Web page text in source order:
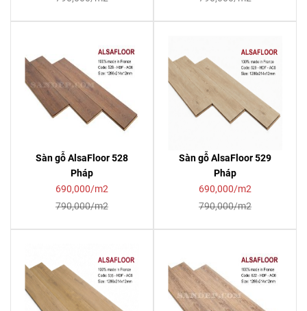
Sàn gỗ AlsaFloor 528
Pháp
690,000/m2
790,000/m2
Sàn gỗ AlsaFloor 529
Pháp
690,000/m2
790,000/m2